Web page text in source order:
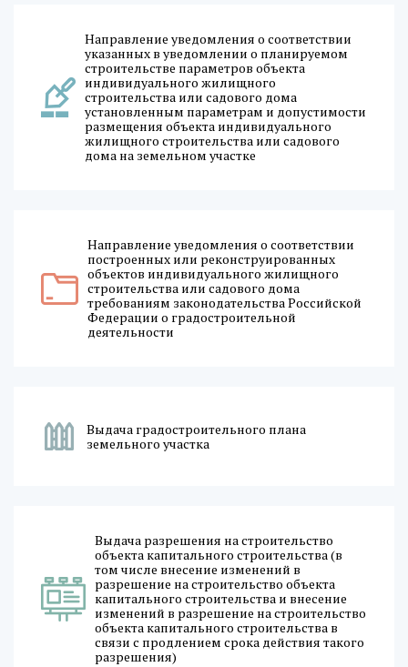
Направление уведомления о соответствии
указанных в уведомлении о планируемом
строительстве параметров объекта
индивидуального жилищного
строительства или садового дома
установленным параметрам и допустимости
размещения объекта индивидуального
жилищного строительства или садового
дома на земельном участке
Направление уведомления о соответствии
построенных или реконструированных
объектов индивидуального жилищного
строительства или садового дома
требованиям законодательства Российской
Федерации о градостроительной
деятельности
Выдача градостроительного плана
земельного участка
Выдача разрешения на строительство
объекта капитального строительства (в
том числе внесение изменений в
разрешение на строительство объекта
капитального строительства и внесение
изменений в разрешение на строительство
объекта капитального строительства в
связи с продлением срока действия такого
разрешения)